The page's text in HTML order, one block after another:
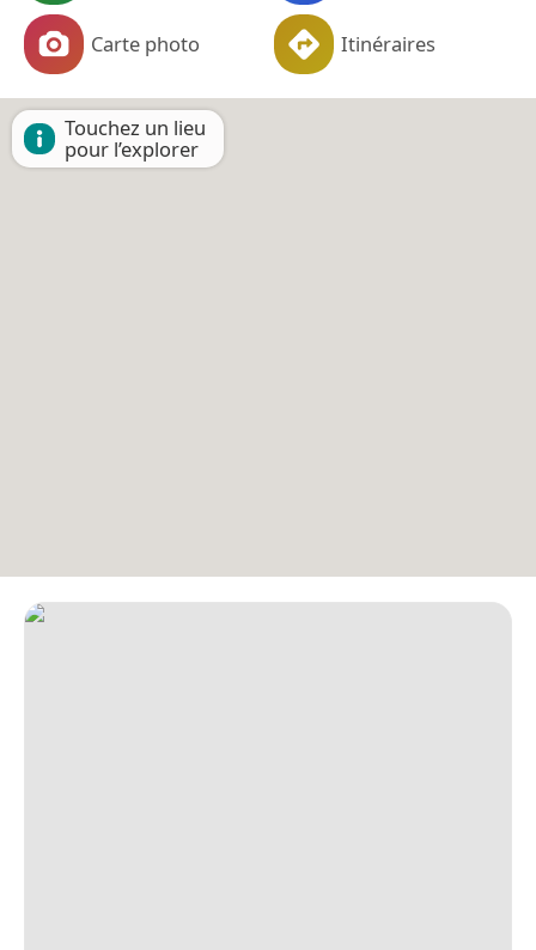
Carte photo Itinéraires
Touchez un lieu
pour l’explorer